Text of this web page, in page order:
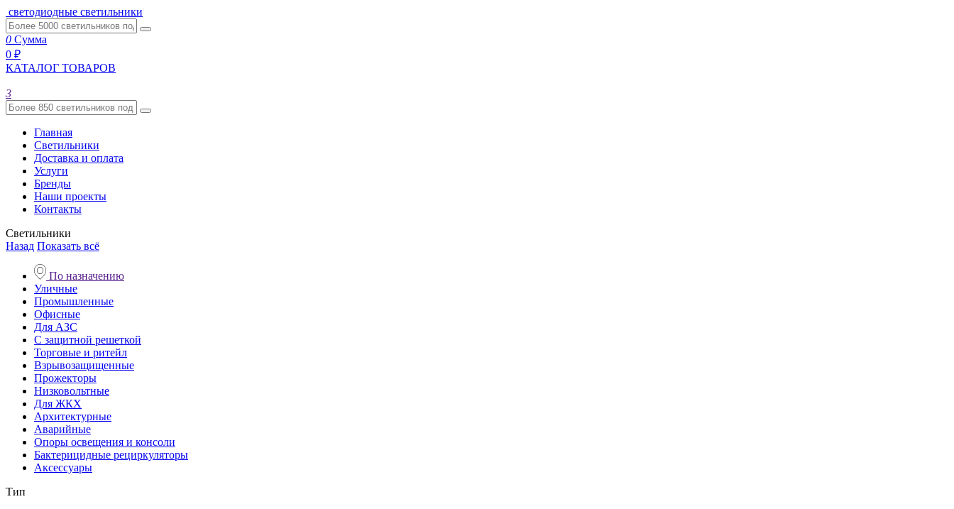
светодиодные светильники
0 Сумма
0 ₽
КАТАЛОГ ТОВАРОВ
3
Главная
Светильники
Доставка и оплата
Услуги
Бренды
Наши проекты
Контакты
Светильники
Назад Показать всё
По назначению
Уличные
Промышленные
Офисные
Для АЗС
С защитной решеткой
Торговые и ритейл
Взрывозащищенные
Прожекторы
Низковольтные
Для ЖКХ
Архитектурные
Аварийные
Опоры освещения и консоли
Бактерицидные рециркуляторы
Аксессуары
Тип